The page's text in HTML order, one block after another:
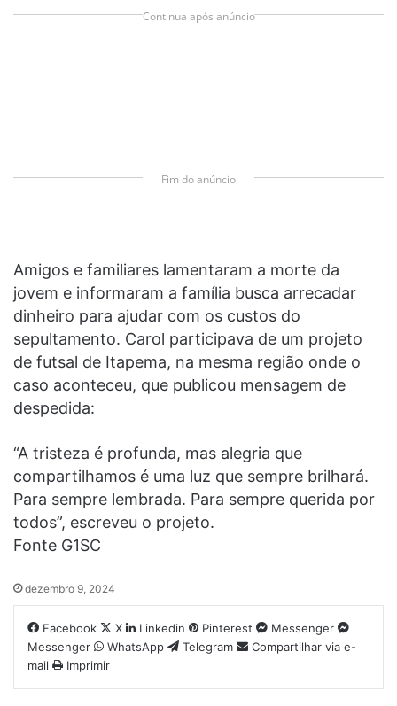
Continua após anúncio
Fim do anúncio
Amigos e familiares lamentaram a morte da
jovem e informaram a família busca arrecadar
dinheiro para ajudar com os custos do
sepultamento. Carol participava de um projeto
de futsal de Itapema, na mesma região onde o
caso aconteceu, que publicou mensagem de
despedida:
“A tristeza é profunda, mas alegria que
compartilhamos é uma luz que sempre brilhará.
Para sempre lembrada. Para sempre querida por
todos”, escreveu o projeto.
Fonte G1SC
dezembro 9, 2024
Facebook X Linkedin Pinterest
Messenger
Messenger
WhatsApp Telegram
Compartilhar via e-
mail
Imprimir